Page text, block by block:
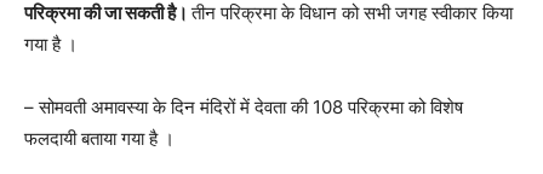
परिक्रमा की जा सकती है।तीन परिक्रमा के विधान को सभी जगह स्वीकार किया
गया है ।
– सोमवती अमावस्या के दिन मंदिरों में देवता की 108 परिक्रमा को विशेष
फलदायी बताया गया है ।